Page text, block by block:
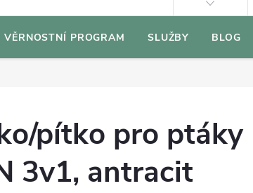
VĚRNOSTNÍ PROGRAM SLUŽBY BLOG
pítko pro ptáky
3v1, antracit